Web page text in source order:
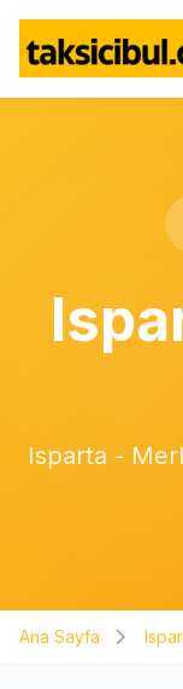
Isparta -
Ana Sayfa